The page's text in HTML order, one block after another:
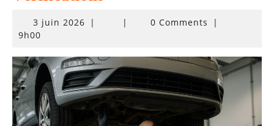
3 juin 20263
| | 0 Comments
|
9h00